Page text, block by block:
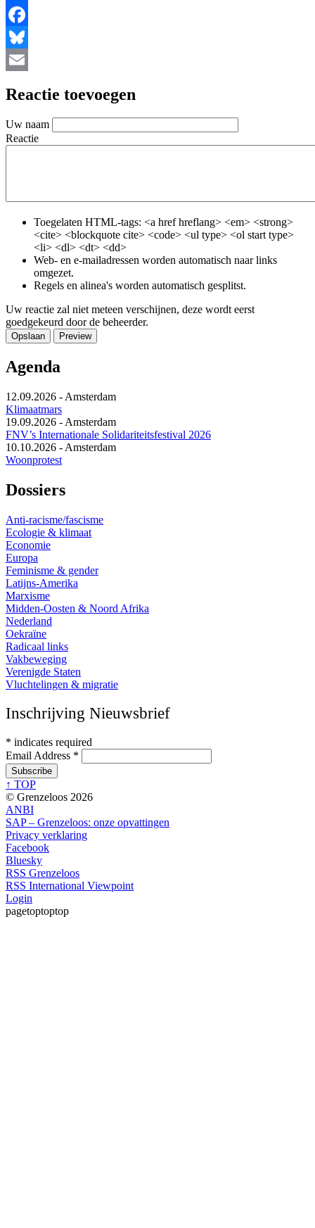
Share
Facebook
Bluesky
Reactie toevoegen
Uw naam
Reactie
Toegelaten HTML-tags: <a href hreflang> <em> <strong>
<cite> <blockquote cite> <code> <ul type> <ol start type>
<li> <dl> <dt> <dd>
Web- en e-mailadressen worden automatisch naar links
omgezet.
Regels en alinea's worden automatisch gesplitst.
Uw reactie zal niet meteen verschijnen, deze wordt eerst
goedgekeurd door de beheerder.
Agenda
12.09.2026 - Amsterdam
Klimaatmars
19.09.2026 - Amsterdam
FNV’s Internationale Solidariteitsfestival 2026
10.10.2026 - Amsterdam
Woonprotest
Dossiers
Anti-racisme/fascisme
Ecologie & klimaat
Economie
Europa
Feminisme & gender
Latijns-Amerika
Marxisme
Midden-Oosten & Noord Afrika
Nederland
Oekraïne
Radicaal links
Vakbeweging
Verenigde Staten
Vluchtelingen & migratie
Inschrijving Nieuwsbrief
* indicates required
Email Address *
↑ TOP
© Grenzeloos 2026
ANBI
SAP – Grenzeloos: onze opvattingen
Privacy verklaring
Facebook
Bluesky
RSS Grenzeloos
RSS International Viewpoint
Login
pagetoptoptop